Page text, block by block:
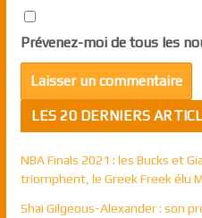
Prévenez-moi de tous les
LES 20 DERNIERS
NBA Finals 2021 : les Bucks et
triomphent, le Greek Freek élu
Shai Gilgeous-Alexander : son